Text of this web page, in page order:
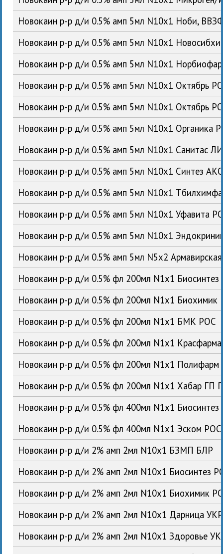
Новокаин р-р д/и 0.5% амп 5мл N10x1 Ноби,
Новокаин р-р д/и 0.5% амп 5мл N10x1
Новокаин р-р д/и 0.5% амп 5мл N10x1
Новокаин р-р д/и 0.5% амп 5мл N10x1 Октябрь
Новокаин р-р д/и 0.5% амп 5мл N10x1 Октябрь
Новокаин р-р д/и 0.5% амп 5мл N10x1 Органика
Новокаин р-р д/и 0.5% амп 5мл N10x1 Санитас
Новокаин р-р д/и 0.5% амп 5мл N10x1 Синтез
Новокаин р-р д/и 0.5% амп 5мл N10x1
Новокаин р-р д/и 0.5% амп 5мл N10x1 Уфавита
Новокаин р-р д/и 0.5% амп 5мл N10x1
Новокаин р-р д/и 0.5% амп 5мл N5x2
Новокаин р-р д/и 0.5% фл 200мл N1x1
Новокаин р-р д/и 0.5% фл 200мл N1x1 Биохимик
Новокаин р-р д/и 0.5% фл 200мл N1x1 БМК РОС
Новокаин р-р д/и 0.5% фл 200мл N1x1
Новокаин р-р д/и 0.5% фл 200мл N1x1
Новокаин р-р д/и 0.5% фл 200мл N1x1 Хабар ГП
Новокаин р-р д/и 0.5% фл 400мл N1x1
Новокаин р-р д/и 0.5% фл 400мл N1x1 Эском РОС
Новокаин р-р д/и 2% амп 2мл N10x1 БЗМП БЛР
Новокаин р-р д/и 2% амп 2мл N10x1 Биосинтез
Новокаин р-р д/и 2% амп 2мл N10x1 Биохимик
Новокаин р-р д/и 2% амп 2мл N10x1 Дарница УКР
Новокаин р-р д/и 2% амп 2мл N10x1 Здоровье